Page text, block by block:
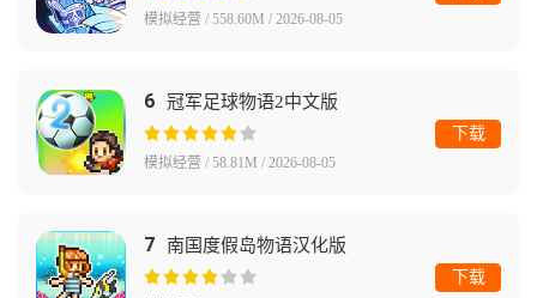
模拟经营 / 558.60M / 2026-08-05
6 冠军足球物语2中文版
模拟经营 / 58.81M / 2026-08-05
下载
7 南国度假岛物语汉化版
下载